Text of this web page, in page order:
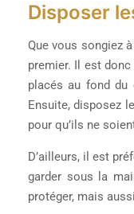
Disposer
Que vous songiez
premier. Il est
placés au fond du
Ensuite, disposez
pour qu’ils ne
D’ailleurs, il est
garder sous la
protéger, mais